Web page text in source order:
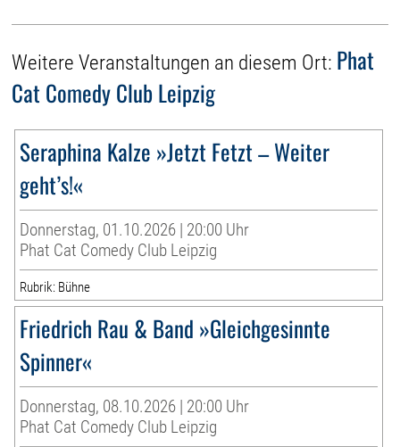
Weitere Veranstaltungen an diesem Ort: Phat
Cat Comedy Club Leipzig
Seraphina Kalze »Jetzt Fetzt – Weiter
geht’s!«
Donnerstag, 01.10.2026 | 20:00 Uhr
Phat Cat Comedy Club Leipzig
Rubrik: Bühne
Friedrich Rau & Band »Gleichgesinnte
Spinner«
Donnerstag, 08.10.2026 | 20:00 Uhr
Phat Cat Comedy Club Leipzig